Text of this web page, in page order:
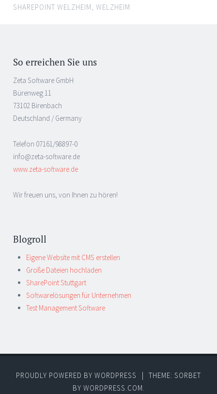
SHAREPOINT WELZHEIM, WELZHEIM
So erreichen Sie uns
Zeta Software GmbH
Bürenweg 11
73102 Birenbach
Deutschland / Germany
Telefon 07161/98897-0
info@zeta-software.de
www.zeta-software.de
Wir freuen uns, von Ihnen zu hören!
Blogroll
Eigene Website mit CMS erstellen
Große Dateien hochladen
SharePoint Stuttgart
Softwarelösungen für Unternehmen
Test Management Software
PROUDLY POWERED BY WORDPRESS |
THEME: SORBET
BY WORDPRESS.COM.